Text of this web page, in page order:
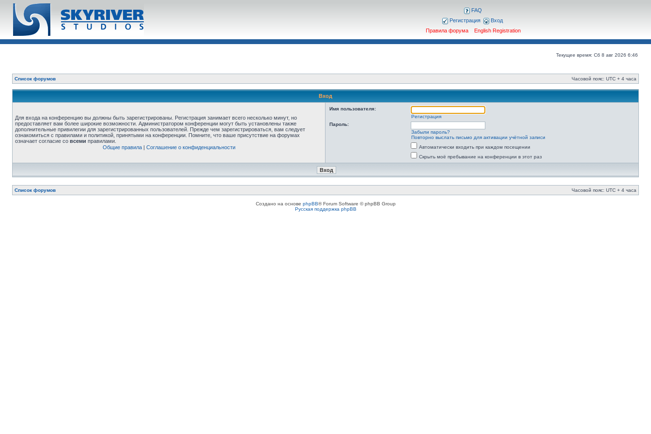
FAQ
Регистрация
Вход
Правила форума
English Registration
Текущее время: Сб 8 авг 2026 6:46
Список форумов Часовой пояс: UTC + 4 часа
Вход
Для входа на конференцию вы должны быть зарегистрированы. Регистрация занимает всего несколько минут, но
предоставляет вам более широкие возможности. Администратором конференции могут быть установлены также
дополнительные привилегии для зарегистрированных пользователей. Прежде чем зарегистрироваться, вам следует
ознакомиться с правилами и политикой, принятыми на конференции. Помните, что ваше присутствие на форумах
означает согласие со всеми правилами.
Общие правила| Соглашение о конфиденциальности
Имя пользователя:
Регистрация
Пароль:
Забыли пароль?
Повторно выслать письмо для активации учётной записи
Автоматически входить при каждом посещении
Скрыть моё пребывание на конференции в этот раз
Список форумов Часовой пояс: UTC + 4 часа
Создано на основе phpBB® Forum Software © phpBB Group
Русская поддержка phpBB